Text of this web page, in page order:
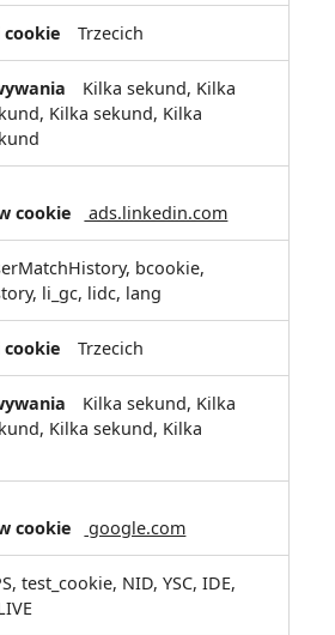
Trzecich
Kilka sekund, Kilka
Kilka sekund, Kilka
ads.linkedin.com
bcookie,
li_gc, lidc, lang
Trzecich
Kilka sekund, Kilka
Kilka sekund, Kilka
google.com
test_cookie, NID, YSC, IDE,